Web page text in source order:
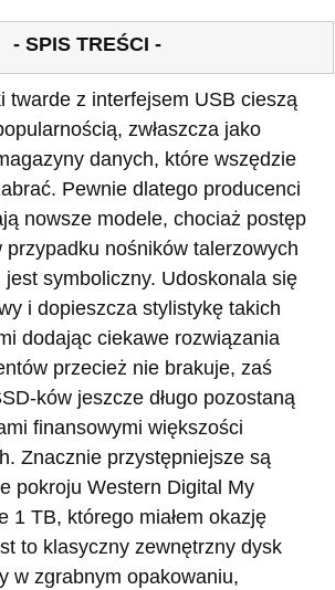
- SPIS TREŚCI -
twarde z interfejsem USB cieszą
zwłaszcza jako
danych, które wszędzie
Pewnie dlatego producenci
nowsze modele, chociaż postęp
przypadku nośników talerzowych
symboliczny. Udoskonala się
i dopieszcza stylistykę takich
dodając ciekawe rozwiązania
przecież nie brakuje, zaś
ków jeszcze długo pozostaną
finansowymi większości
Znacznie przystępniejsze są
pokroju Western Digital My
1 TB, którego miałem okazję
to klasyczny zewnętrzny dysk
w zgrabnym opakowaniu,